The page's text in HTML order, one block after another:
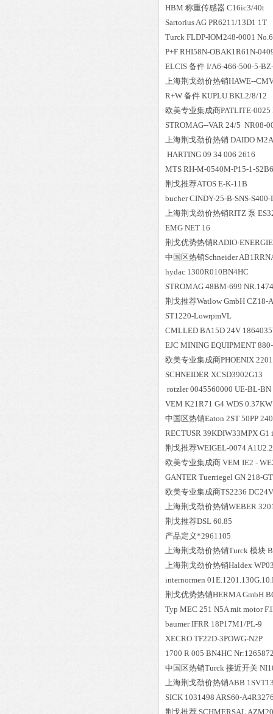
HBM 称重传感器 C16ic3/40t
Sartorius AG PR6211/13D1 1T
Turck FLDP-IOM248-0001
P+F RHI58N-OBAK1R61N-
ELCIS 备件 I/A6-466-500-5-
上海荆戈劲价热销HAWE--
R+W 备件 KUPLU BKL2/8/12
欧美专业集成商PATLITE-
STROMAG--VAR 24/5 NR08-
上海荆戈劲价热销 DAIDO
HARTING 09 34 006 2616
MTS RH-M-0540M-P15-1-
荆戈推荐ATOS E-K-11B
bucher CINDY-25-B-SNS-
上海荆戈劲价热销RITZ 泵
EMG NET 16
荆戈优势热销RADIO-
中国区热销Schneider
hydac 1300R010BN4HC
STROMAG 48BM-699
荆戈推荐Watlow GmbH CZ18-
ST1220-LowrpmVL
CMLLED BA15D 24V
EJC MINING EQUIPMENT
欧美专业集成商PHOENIX
SCHNEIDER XCSD3902G13
rotzler 0045560000 UE-BL-
VEM K21R71 G4 WDS
中国区热销Eaton 2ST 50PP
RECTUSR 39KDIW33MPX G1
荆戈推荐WEIGEL-0074
欧美专业集成商 VEM IE2 -
GANTER Tuerriegel GN 218-
欧美专业集成商TS2236
上海荆戈劲价热销WEBER
荆戈推荐DSL 60.85
产品定义*2961105
上海荆戈劲价热销Turck 模块
上海荆戈劲价热销Haldex
internormen
荆戈优势热销HERMA GmbH
Typ MEC 251 N5A mit motor
baumer IFRR 18P17M1/PL-9
XECRO TF22D-3POWG-N2P
1700 R 005 BN4HC
中国区热销Turck 接近开关
上海荆戈劲价热销ABB
SICK 1031498 ARS60-
荆戈推荐 SCHMERSAL